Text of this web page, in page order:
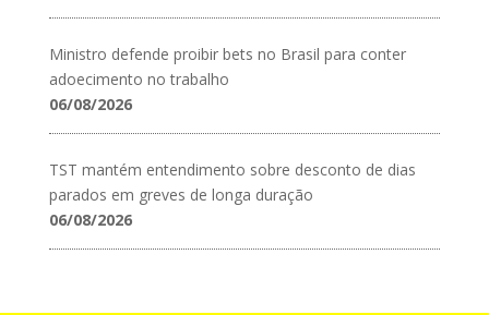
Ministro defende proibir bets no Brasil para conter
adoecimento no trabalho
06/08/2026
TST mantém entendimento sobre desconto de dias
parados em greves de longa duração
06/08/2026